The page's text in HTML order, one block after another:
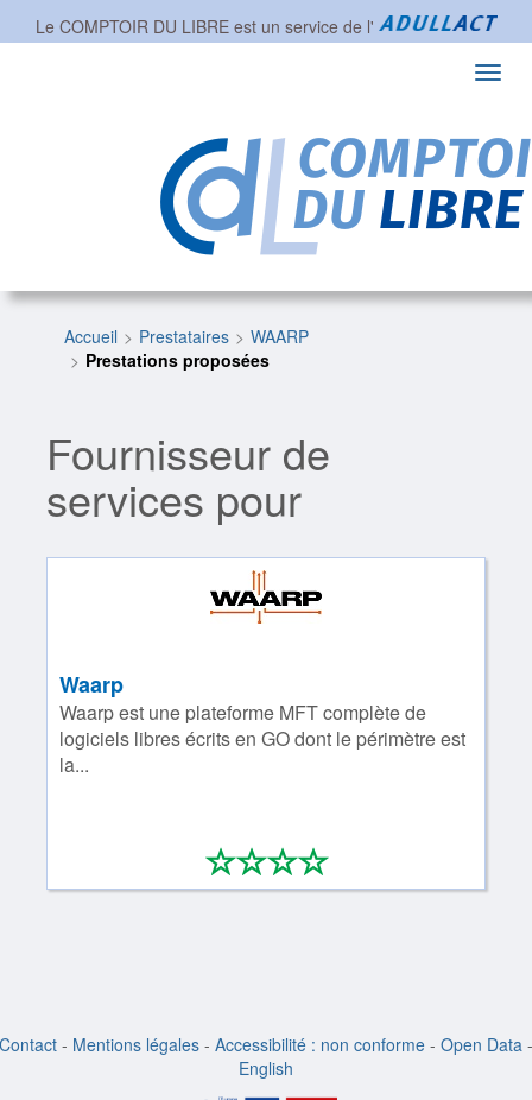
Le COMPTOIR DU LIBRE est un service de l'
Accueil Prestataires
WAARP
Prestations proposées
Fournisseur de
services pour
Waarp
Waarp est une plateforme MFT complète de
logiciels libres écrits en GO dont le périmètre est
la...
****
0/4
Contact - Mentions légales - Accessibilité : non conforme - Open Data -
English